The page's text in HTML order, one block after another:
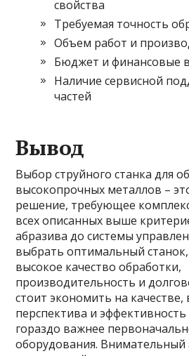
свойства
Требуемая точность
Объем работ и
Бюджет и финансовые
Наличие сервисной
частей
Вывод
Выбор струйного станка для
высокопрочных металлов –
решение, требующее
всех описанных выше
абразива до системы
выбрать оптимальный
высокое качество обработки,
производительность и
стоит экономить на качестве,
перспектива и
гораздо важнее
оборудования. Внимательный